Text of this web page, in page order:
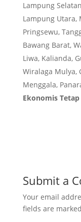
Lampung
Lampung Utara,
Pringsewu,
Bawang Barat,
Liwa, Kalianda,
Wiralaga Mulya,
Menggala,
Ekonomis
Submit a
Your email
fields are marked